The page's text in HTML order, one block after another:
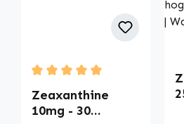
Average rating of 5 out of 5
Zeaxanthine
10mg - 30